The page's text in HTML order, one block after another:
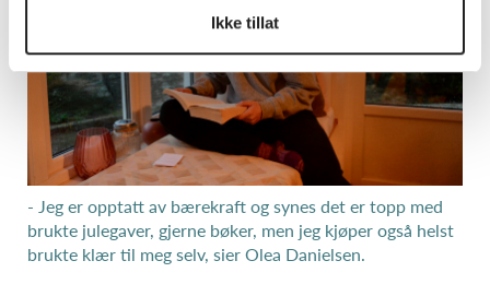
Ikke tillat
- Jeg er opptatt av bærekraft og synes det er topp med
brukte julegaver, gjerne bøker, men jeg kjøper også helst
brukte klær til meg selv, sier Olea Danielsen.